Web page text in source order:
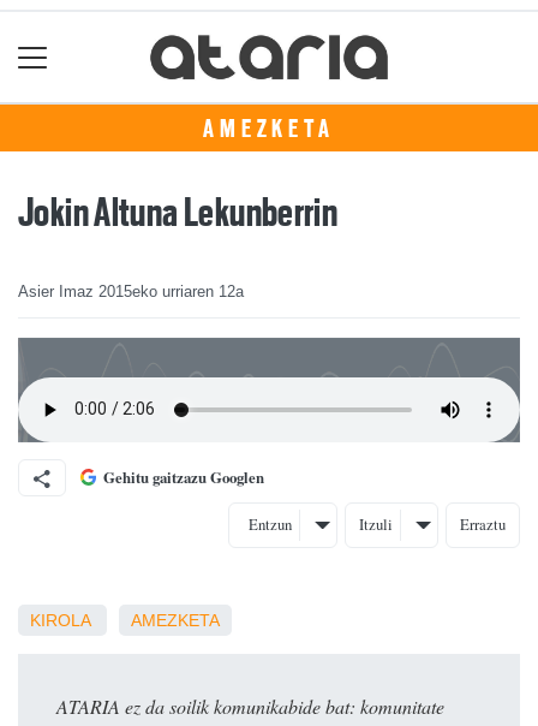
AMEZKETA
Jokin Altuna Lekunberrin
Asier Imaz 2015eko urriaren 12a
Gehitu gaitzazu Googlen
Entzun Itzuli Erraztu
KIROLA AMEZKETA
ATARIA ez da soilik komunikabide bat: komunitate